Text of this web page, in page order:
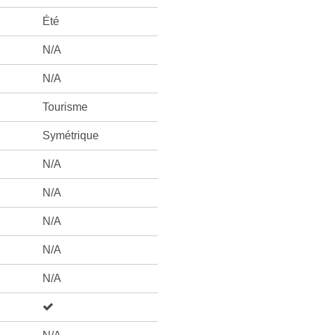
Été
N/A
N/A
Tourisme
Symétrique
N/A
N/A
N/A
N/A
N/A